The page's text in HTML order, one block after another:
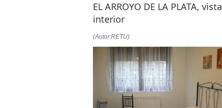
EL ARROYO DE LA PLATA, vista
interior
(Autor:RETU)